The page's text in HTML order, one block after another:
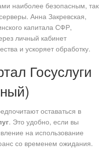
наиболее безопасным, так
Анна Закревская,
капитала СФР,
личный кабинет
и ускоряет обработку.
Госуслуги
оставаться в
. Это удобно, если вы
на использование
со временем ожидания.